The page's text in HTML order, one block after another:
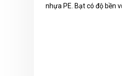
nhựa PE. Bạt có độ bền